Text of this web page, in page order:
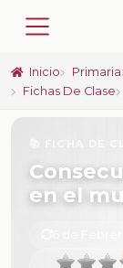
Inicio Primaria
Fichas De Clase
en el
6 de